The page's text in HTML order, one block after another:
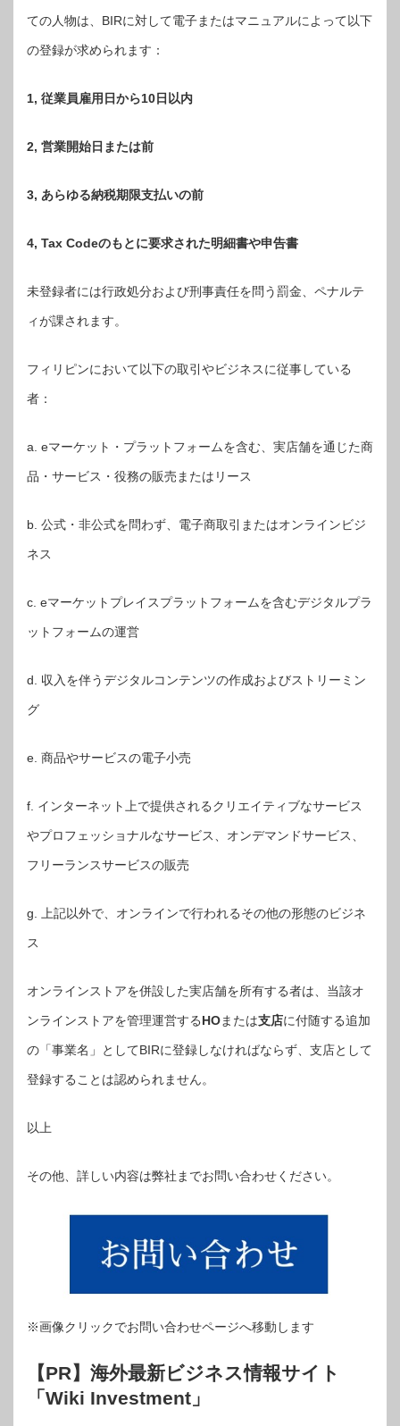
ての人物は、BIRに対して電子またはマニュアルによって以下
の登録が求められます：
1, 従業員雇用日から10日以内
2, 営業開始日または前
3, あらゆる納税期限支払いの前
4, Tax Codeのもとに要求された明細書や申告書
未登録者には行政処分および刑事責任を問う罰金、ペナルテ
ィが課されます。
フィリピンにおいて以下の取引やビジネスに従事している
者：
a. eマーケット・プラットフォームを含む、実店舗を通じた商
品・サービス・役務の販売またはリース
b. 公式・非公式を問わず、電子商取引またはオンラインビジ
ネス
c. eマーケットプレイスプラットフォームを含むデジタルプラ
ットフォームの運営
d. 収入を伴うデジタルコンテンツの作成およびストリーミン
グ
e. 商品やサービスの電子小売
f. インターネット上で提供されるクリエイティブなサービス
やプロフェッショナルなサービス、オンデマンドサービス、
フリーランスサービスの販売
g. 上記以外で、オンラインで行われるその他の形態のビジネ
ス
オンラインストアを併設した実店舗を所有する者は、当該オ
ンラインストアを管理運営するHOまたは支店に付随する追加
の「事業名」としてBIRに登録しなければならず、支店として
登録することは認められません。
以上
その他、詳しい内容は弊社までお問い合わせください。
※画像クリックでお問い合わせページへ移動します
【PR】海外最新ビジネス情報サイト
「Wiki Investment」